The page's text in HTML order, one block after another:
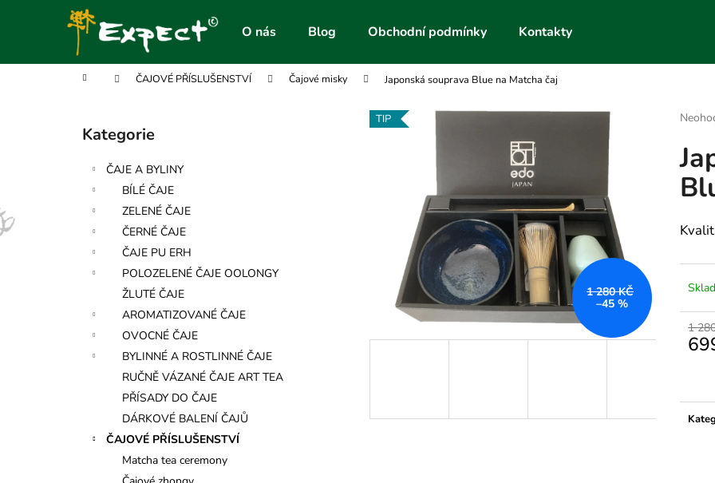
O nás Blog Obchodní podmínky Kontakty
Domů ČAJOVÉ PŘÍSLUŠENSTVÍ Čajové misky Japonská souprava Blue na Matcha čaj
Přeskočit
kategorie
Kategorie
ČAJE A BYLINY
BÍLÉ ČAJE
ZELENÉ ČAJE
ČERNÉ ČAJE
ČAJE PU ERH
POLOZELENÉ ČAJE OOLONGY
ŽLUTÉ ČAJE
AROMATIZOVANÉ ČAJE
OVOCNÉ ČAJE
BYLINNÉ A ROSTLINNÉ ČAJE
RUČNĚ VÁZANÉ ČAJE ART TEA
PŘÍSADY DO ČAJE
DÁRKOVÉ BALENÍ ČAJŮ
ČAJOVÉ PŘÍSLUŠENSTVÍ
Matcha tea ceremony
je
0,0
z
1
TIP
1 280 KČ
–45 %
í
Zpět
do
Zpět
do
Co potřebujete najít?
Doporučujeme